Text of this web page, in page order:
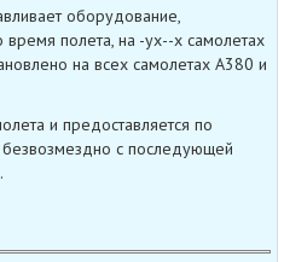
оборудование,
полета, на -ух--х самолетах
на всех самолетах А380 и
и предоставляется по
с последующей